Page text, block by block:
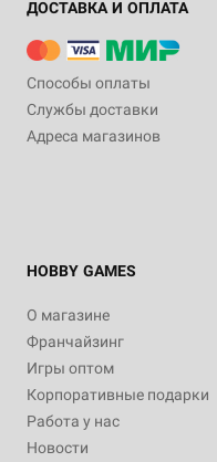
ДОСТАВКА И ОПЛАТА
Способы оплаты
Службы доставки
Адреса магазинов
HOBBY GAMES
О магазине
Франчайзинг
Игры оптом
Корпоративные подарки
Работа у нас
Новости